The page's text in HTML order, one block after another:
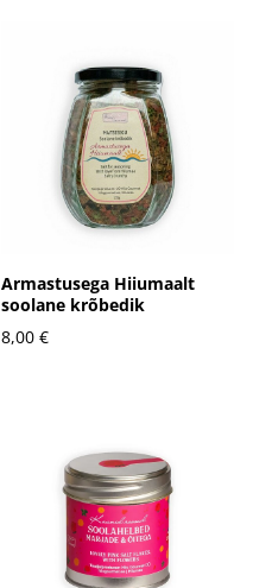
Armastusega Hiiumaalt
soolane krõbedik
8,00 €